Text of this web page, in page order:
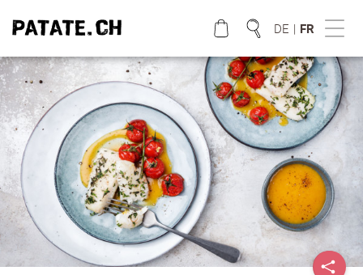
DE | FR
QUE CHERCHEZ VOUS?